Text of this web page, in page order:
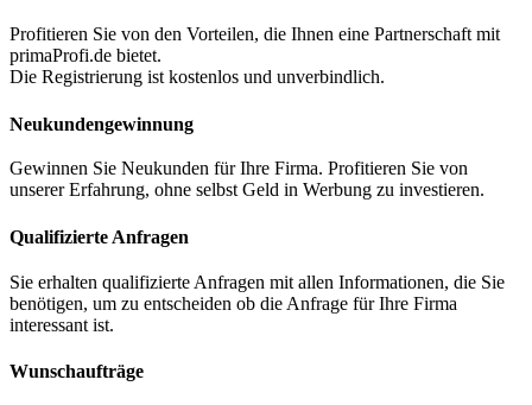
Profitieren Sie von den Vorteilen, die Ihnen eine Partnerschaft mit
primaProfi.de bietet.
Die Registrierung ist kostenlos und unverbindlich.
Neukundengewinnung
Gewinnen Sie Neukunden für Ihre Firma. Profitieren Sie von
unserer Erfahrung, ohne selbst Geld in Werbung zu investieren.
Qualifizierte Anfragen
Sie erhalten qualifizierte Anfragen mit allen Informationen, die Sie
benötigen, um zu entscheiden ob die Anfrage für Ihre Firma
interessant ist.
Wunschaufträge